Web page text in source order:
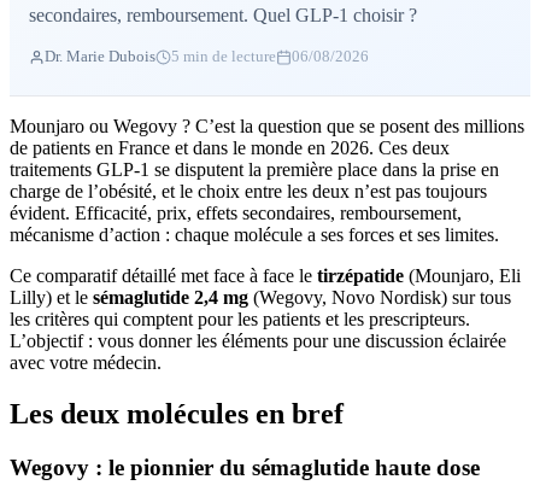
secondaires, remboursement. Quel GLP-1 choisir ?
Dr. Marie Dubois 5 min de lecture 06/08/2026
Mounjaro ou Wegovy ? C’est la question que se posent des millions
de patients en France et dans le monde en 2026. Ces deux
traitements GLP-1 se disputent la première place dans la prise en
charge de l’obésité, et le choix entre les deux n’est pas toujours
évident. Efficacité, prix, effets secondaires, remboursement,
mécanisme d’action : chaque molécule a ses forces et ses limites.
Ce comparatif détaillé met face à face le tirzépatide (Mounjaro, Eli
Lilly) et le sémaglutide 2,4 mg (Wegovy, Novo Nordisk) sur tous
les critères qui comptent pour les patients et les prescripteurs.
L’objectif : vous donner les éléments pour une discussion éclairée
avec votre médecin.
Les deux molécules en bref
Wegovy : le pionnier du sémaglutide haute dose